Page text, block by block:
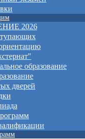
2026
образование
дверей